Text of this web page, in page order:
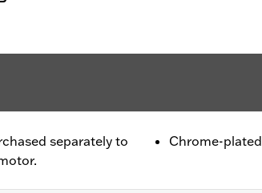
separately to
Chrome-plated